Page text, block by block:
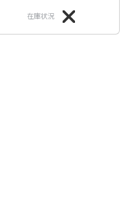
在庫状況